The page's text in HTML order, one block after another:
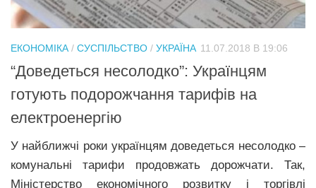
Кримінал
#Війна
ЕКОНОМІКА / СУСПІЛЬСТВО / УКРАЇНА 11.07.2018 В 19:06
“Доведеться несолодко”: Українцям
готують подорожчання тарифів на
електроенергію
У найближчі роки українцям доведеться несолодко –
комунальні тарифи продовжать дорожчати. Так,
Міністерство економічного розвитку і торгівлі